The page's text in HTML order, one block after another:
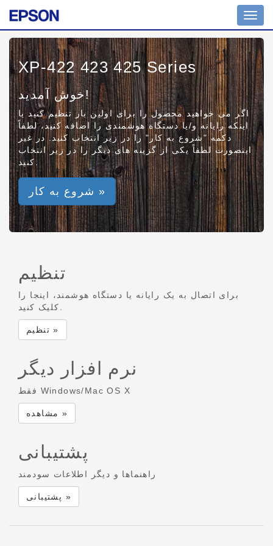
XP-422 423 425 Series
خوش آمدید!
اگر می خواهید محصول را برای اولین بار تنظیم کنید یا
اینکه رایانه و/یا دستگاه هوشمندی را اضافه کنید، لطفاً
دکمه "شروع به کار" را در زیر انتخاب کنید. در غیر
اینصورت لطفاً یکی از گزینه های دیگر را در زیر انتخاب
شروع به کار »
تنظیم
برای اتصال به یک رایانه یا دستگاه هوشمند، اینجا را
تنظیم »
نرم افزار دیگر
فقط Windows/Mac OS X
مشاهده »
پشتیبانی
راهنماها و دیگر اطلاعات سودمند
پشتیبانی »